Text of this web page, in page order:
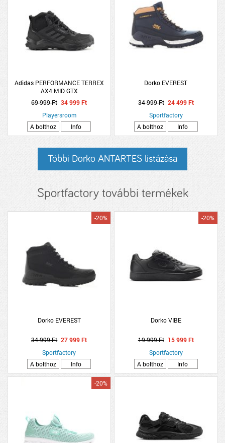
Adidas PERFORMANCE TERREX
AX4 MID GTX
69 999 Ft 34 999 Ft
Playersroom
A bolthoz
Info
Dorko EVEREST
34 999 Ft 24 499 Ft
Sportfactory
A bolthoz
Info
Többi Dorko ANTARTES listázása
Sportfactory további termékek
Dorko EVEREST
-20%
34 999 Ft 27 999 Ft
Sportfactory
A bolthoz
Info
Dorko VIBE
-20%
19 999 Ft 15 999 Ft
Sportfactory
A bolthoz
Info
-20%